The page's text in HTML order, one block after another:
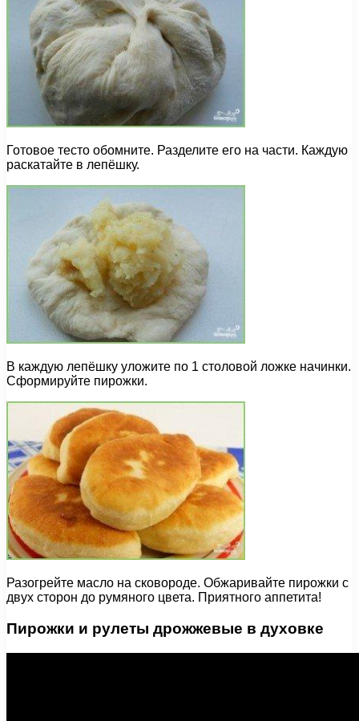
Готовое тесто обомните. Разделите его на части. Каждую
раскатайте в лепёшку.
В каждую лепёшку уложите по 1 столовой ложке начинки.
Сформируйте пирожки.
Разогрейте масло на сковороде. Обжаривайте пирожки с
двух сторон до румяного цвета. Приятного аппетита!
Пирожки и рулеты дрожжевые в духовке